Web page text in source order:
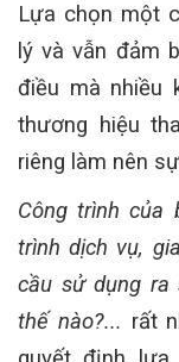
Lựa chọn một
lý và vẫn đảm
điều mà nhiều
thương hiệu
riêng làm nên
Công trình của
trình dịch vụ,
cầu sử dụng ra
thế nào?... rất